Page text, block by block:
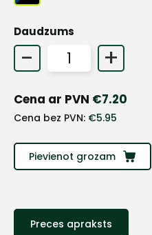
Daudzums
- +
Cena ar PVN €7.20
Cena bez PVN: €5.95
Pievienot grozam
Preces apraksts
+